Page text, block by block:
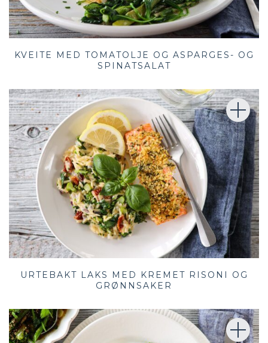
KVEITE MED TOMATOLJE OG ASPARGES- OG
SPINATSALAT
URTEBAKT LAKS MED KREMET RISONI OG
GRØNNSAKER